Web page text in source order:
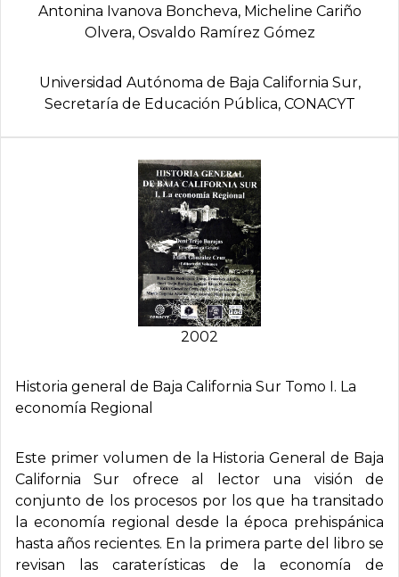
Antonina Ivanova Boncheva, Micheline Cariño
Olvera, Osvaldo Ramí­rez Gómez
Universidad Autónoma de Baja California Sur,
Secretarí­a de Educación Pública, CONACYT
2002
Historia general de Baja California Sur Tomo I. La
economía Regional
Este primer volumen de la Historia General de Baja
California Sur ofrece al lector una visión de
conjunto de los procesos por los que ha transitado
la economía regional desde la época prehispánica
hasta años recientes. En la primera parte del libro se
revisan las caraterísticas de la economía de